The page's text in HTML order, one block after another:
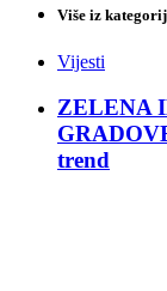
Više iz
Vijesti
ZELENA
trend